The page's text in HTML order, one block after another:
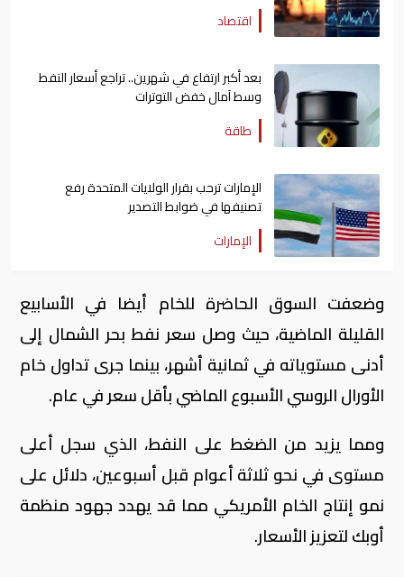
اقتصاد
بعد أكبر ارتفاع في شهرين.. تراجع أسعار النفط
وسط آمال خفض التوترات
طاقة
الإمارات ترحب بقرار الولايات المتحدة رفع
تصنيفها في ضوابط التصدير
الإمارات
وضعفت السوق الحاضرة للخام أيضا في الأسابيع
القليلة الماضية، حيث وصل سعر نفط بحر الشمال إلى
أدنى مستوياته في ثمانية أشهر، بينما جرى تداول خام
الأورال الروسي الأسبوع الماضي بأقل سعر في عام.
ومما يزيد من الضغط على النفط، الذي سجل أعلى
مستوى في نحو ثلاثة أعوام قبل أسبوعين، دلائل على
نمو إنتاج الخام الأمريكي مما قد يهدد جهود منظمة
أوبك لتعزيز الأسعار.